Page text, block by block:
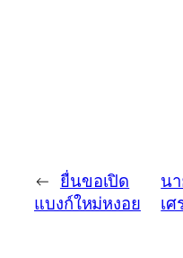
← ยื่นขอเปิด
แบงก์ใหม่หงอย
น
เ